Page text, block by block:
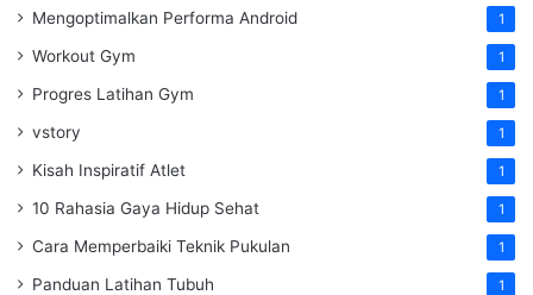
Mengoptimalkan Performa Android 1
Workout Gym 1
Progres Latihan Gym 1
vstory 1
Kisah Inspiratif Atlet 1
10 Rahasia Gaya Hidup Sehat 1
Cara Memperbaiki Teknik Pukulan 1
Panduan Latihan Tubuh 1